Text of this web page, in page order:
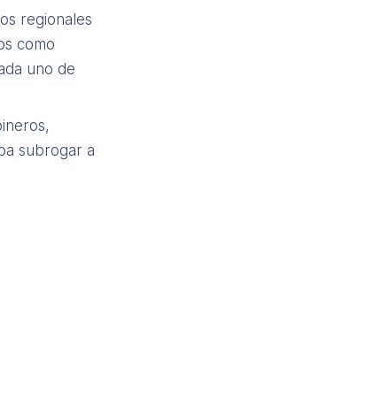
regionales
como
uno de
subrogar a